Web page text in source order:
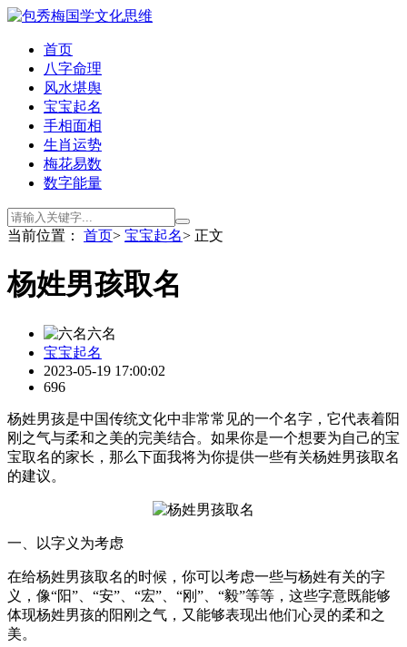
首页
八字命理
风水堪舆
宝宝起名
手相面相
生肖运势
梅花易数
数字能量
当前位置： 首页> 宝宝起名> 正文
杨姓男孩取名
六名
宝宝起名
2023-05-19 17:00:02
696
杨姓男孩是中国传统文化中非常常见的一个名字，它代表着阳
刚之气与柔和之美的完美结合。如果你是一个想要为自己的宝
宝取名的家长，那么下面我将为你提供一些有关杨姓男孩取名
的建议。
一、以字义为考虑
在给杨姓男孩取名的时候，你可以考虑一些与杨姓有关的字
义，像“阳”、“安”、“宏”、“刚”、“毅”等等，这些字意既能够
体现杨姓男孩的阳刚之气，又能够表现出他们心灵的柔和之
美。